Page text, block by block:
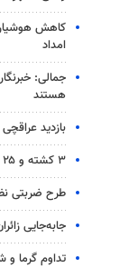
امداد
جمالی:
هستند
بازدید
۳ کشته و ۲۵ زخمی در حمله پهپادی شبانه اوکراین به روسیه
طرح ضربتی
جابه‌جایی
تداوم گرما و